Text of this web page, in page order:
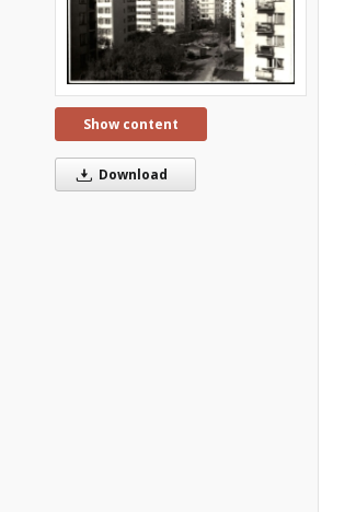
Show content
Download